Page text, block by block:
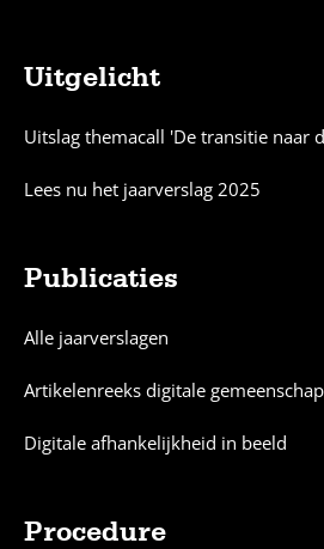
Uitgelicht
Uitslag themacall 'De transitie naar
Lees nu het jaarverslag 2025
Publicaties
Alle jaarverslagen
Artikelenreeks digitale
Digitale afhankelijkheid in beeld
Procedure